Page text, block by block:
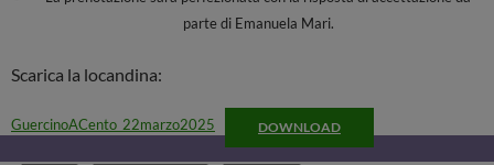
parte di Emanuela Mari.
Scarica la locandina:
GuercinoACento_22marzo2025 DOWNLOAD